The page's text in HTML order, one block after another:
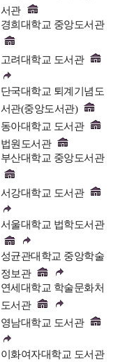
서관
경희대학교 중앙도서관
고려대학교 도서관
단국대학교 퇴계기념도
서관(중앙도서관)
동아대학교 도서관
법원도서관
부산대학교 중앙도서관
서강대학교 도서관
서울대학교 법학도서관
성균관대학교 중앙학술
정보관
연세대학교 학술문화처
도서관
영남대학교 도서관
이화여자대학교 도서관